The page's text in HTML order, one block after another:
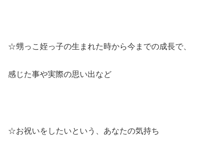
☆甥っこ姪っ子の生まれた時から今までの成長で、
感じた事や実際の思い出など
☆お祝いをしたいという、あなたの気持ち